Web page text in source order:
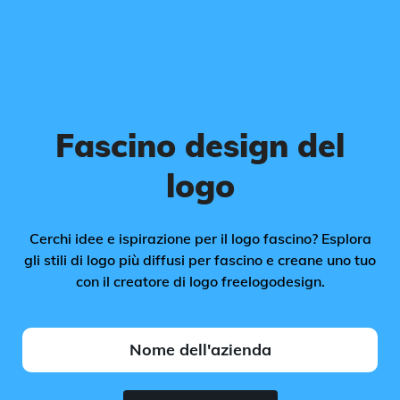
Fascino design del
logo
Cerchi idee e ispirazione per il logo fascino? Esplora
gli stili di logo più diffusi per fascino e creane uno tuo
con il creatore di logo freelogodesign.